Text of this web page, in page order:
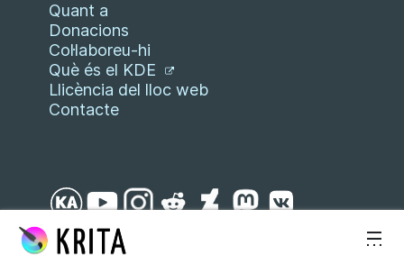
Quant a
Donacions
Col·laboreu-hi
Què és el KDE
Llicència del lloc web
Contacte